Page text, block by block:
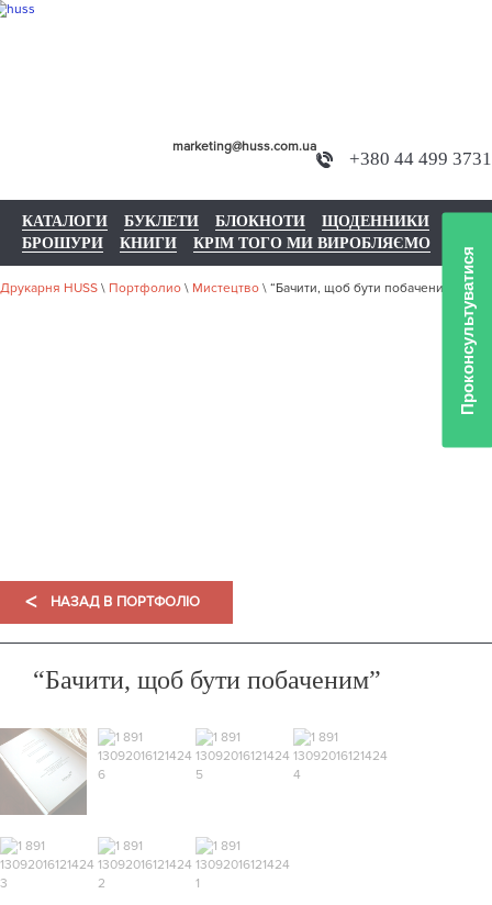
+380 44 499 3731
marketing@huss.com.ua
КАТАЛОГИ БУКЛЕТИ БЛОКНОТИ
ЩОДЕННИКИ
БРОШУРИ
КНИГИ КРІМ ТОГО МИ ВИРОБЛЯЄМО
Друкарня HUSS \ Портфолио \ Мистецтво \ “Бачити, щоб бути побаченим”
< НАЗАД В ПОРТФОЛІО
“Бачити, щоб бути побаченим”
Проконсультуватися